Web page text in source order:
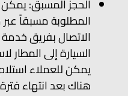
الحجز المسبق: يمكن
المطلوبة مسبقاً
الاتصال بفريق
السيارة إلى المطار
يمكن للعملاء
هناك بعد انتهاء